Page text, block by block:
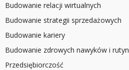
Budowanie relacji wirtualnych
Budowanie strategii sprzedażowych
Budowanie kariery
Budowanie zdrowych nawyków i rutyn
Przedsiębiorczość